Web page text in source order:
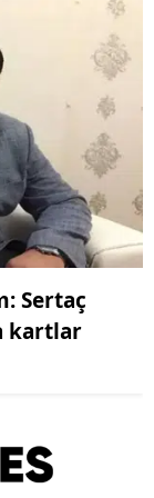
Sertaç
kartlar